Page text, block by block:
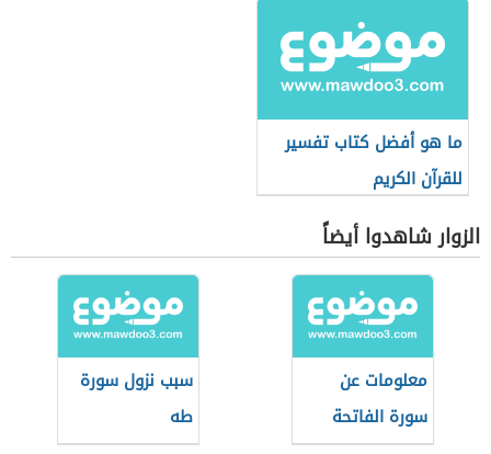
ما هو أفضل كتاب تفسير
للقرآن الكريم
الزوار شاهدوا أيضاً
معلومات عن
سورة الفاتحة
سبب نزول سورة
طه